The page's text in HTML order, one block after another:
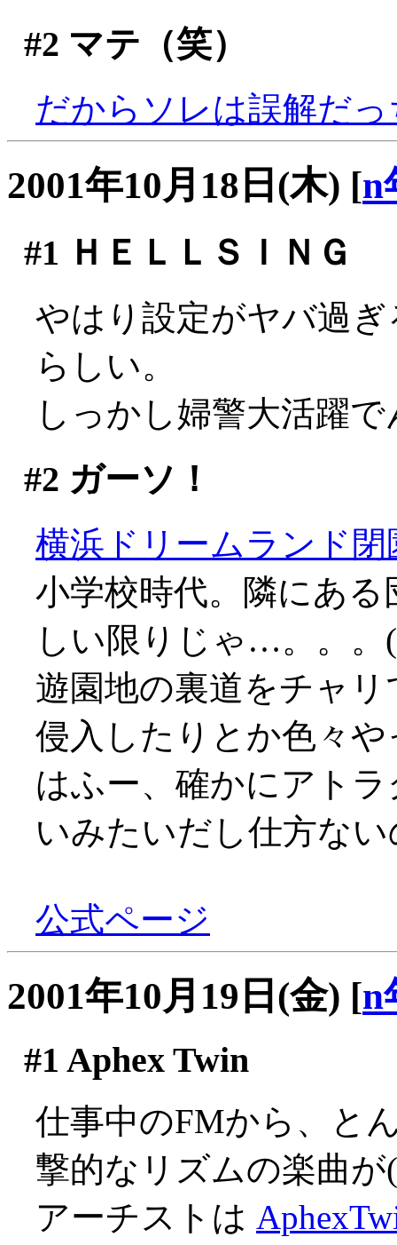
#2 マテ（笑）
だからソレは誤解だ
2001年10月18日(木) [n
#1 ＨＥＬＬＳＩＮＧ
やはり設定がヤバ過
らしい。
しっかし婦警大活躍
#2 ガーソ！
横浜ドリームランド閉
小学校時代。隣にあ
しい限りじゃ…。。。
遊園地の裏道をチャ
侵入したりとか色々
はふー、確かにアト
いみたいだし仕方な
公式ページ
2001年10月19日(金) [n
#1 Aphex Twin
仕事中のFMから、と
撃的なリズムの楽曲が
アーチストは